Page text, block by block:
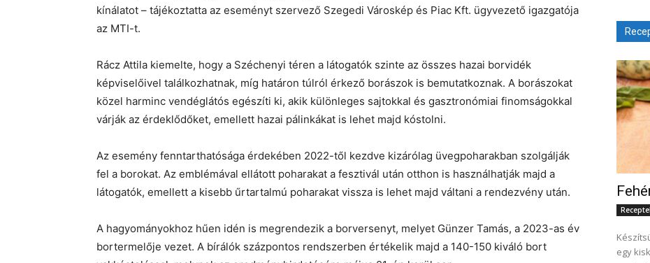
kínálatot – tájékoztatta az eseményt szervező Szegedi Városkép és Piac Kft. ügyvezető igazgatója
az MTI-t.
Rácz Attila kiemelte, hogy a Széchenyi téren a látogatók szinte az összes hazai borvidék
képviselőivel találkozhatnak, míg határon túlról érkező borászok is bemutatkoznak. A borászokat
közel harminc vendéglátós egészíti ki, akik különleges sajtokkal és gasztronómiai finomságokkal
várják az érdeklődőket, emellett hazai pálinkákat is lehet majd kóstolni.
Az esemény fenntarthatósága érdekében 2022-től kezdve kizárólag üvegpoharakban szolgálják
fel a borokat. Az emblémával ellátott poharakat a fesztivál után otthon is használhatják majd a
látogatók, emellett a kisebb űrtartalmú poharakat vissza is lehet majd váltani a rendezvény után.
A hagyományokhoz hűen idén is megrendezik a borversenyt, melyet Günzer Tamás, a 2023-as év
bortermelője vezet. A bírálók százpontos rendszerben értékelik majd a 140-150 kiváló bort
egy